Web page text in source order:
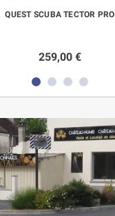
QUEST SCUBA TECTOR PRO
259,00 €